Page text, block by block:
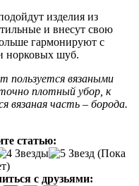
изделия из
и внесут свою
гармонируют с
норковых шуб.
пользуется вязаными
плотный убор, к
вязаная часть – борода.
статью:
(Пока
с друзьями: